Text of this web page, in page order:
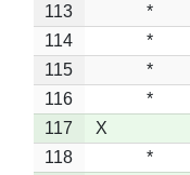
113
*
114
*
115
*
116
*
117
X
118
*